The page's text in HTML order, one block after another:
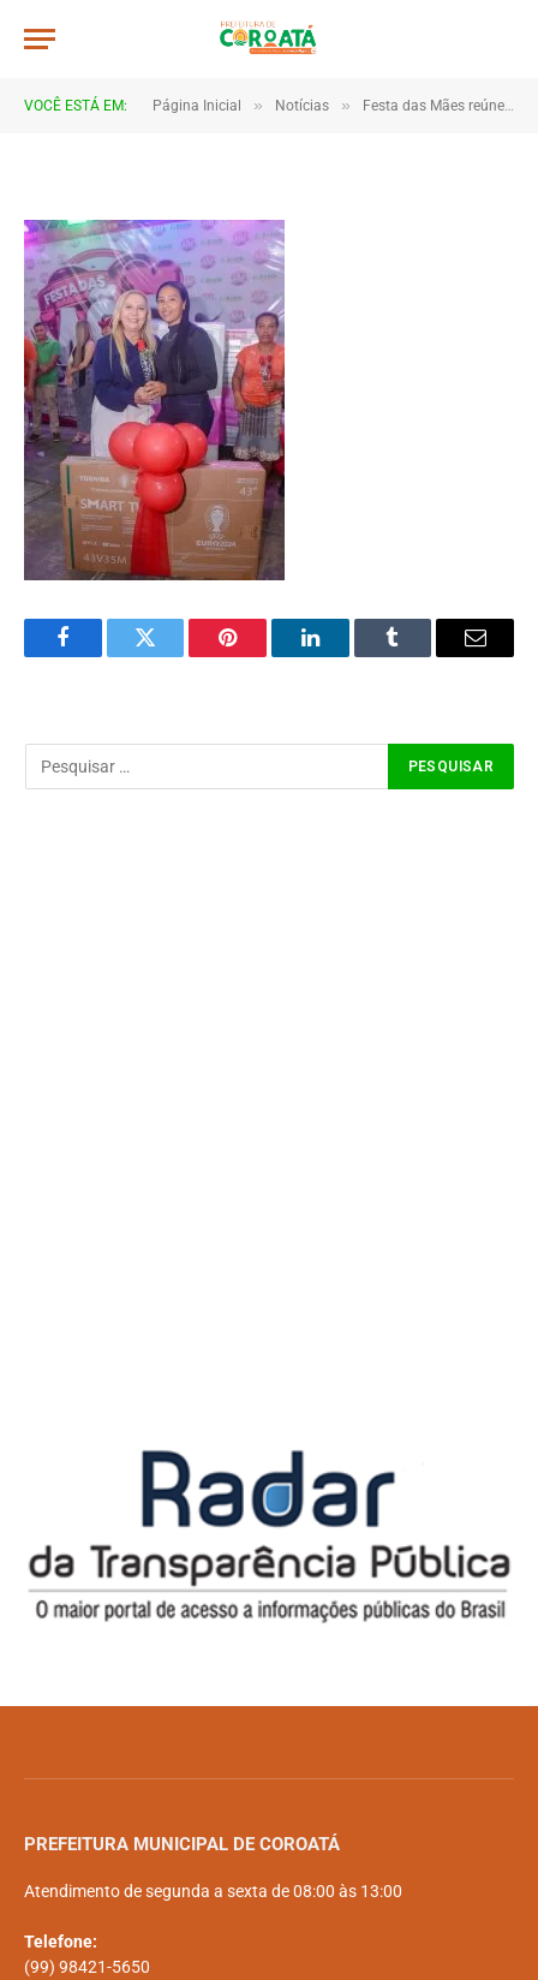
VOCÊ ESTÁ EM: Página Inicial » Notícias » Festa das Mães reúne multidão e emociona famílias em Coroatá
JWR_5213
FacebookTwitter Pinterest LinkedInTumblr Email
PREFEITURA MUNICIPAL DE COROATÁ
Atendimento de segunda a sexta de 08:00 às 13:00
Telefone:
(99) 98421-5650